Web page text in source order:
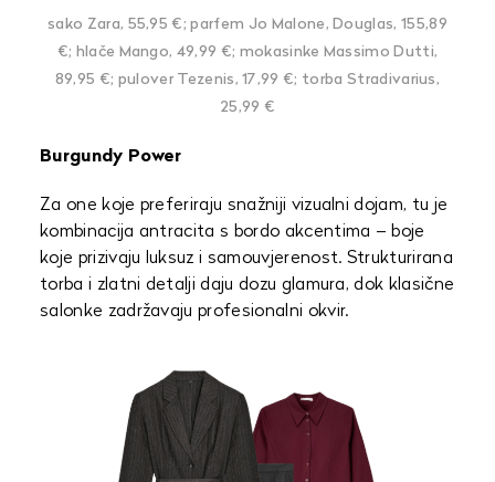
sako Zara, 55,95 €; parfem Jo Malone, Douglas, 155,89
€; hlače Mango, 49,99 €; mokasinke Massimo Dutti,
89,95 €; pulover Tezenis, 17,99 €; torba Stradivarius,
25,99 €
Burgundy Power
Za one koje preferiraju snažniji vizualni dojam, tu je
kombinacija antracita s bordo akcentima – boje
koje prizivaju luksuz i samouvjerenost. Strukturirana
torba i zlatni detalji daju dozu glamura, dok klasične
salonke zadržavaju profesionalni okvir.